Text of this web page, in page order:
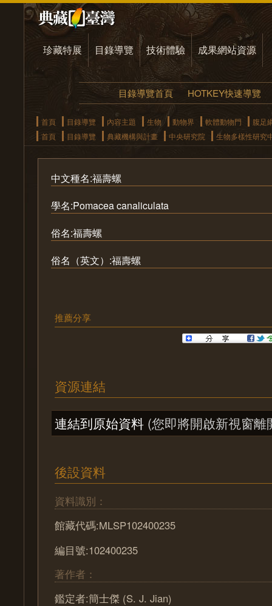
珍藏特展 目錄導覽 技術體驗 成果網站資源
目錄導覽首頁 HOTKEY快速導覽
首頁 目錄導覽 內容主題 生物 動物界 軟體動物門
腹足
首頁
目錄導覽 典藏機構與計畫 中央研究院 生物多樣性研究
中文種名:福壽螺
學名:Pomacea canaliculata
俗名:福壽螺
俗名（英文）:福壽螺
推薦分享
資源連結
連結到原始資料 (您即將開啟新視窗離
後設資料
資料識別：
館藏代碼:MLSP102400235
編目號:102400235
著作者：
鑑定者:簡士傑 (S. J. Jian)